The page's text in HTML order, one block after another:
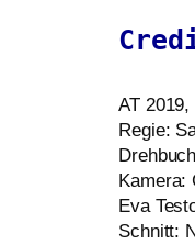
AT2019,
Regie:
Kamera:
Eva
Schnitt: